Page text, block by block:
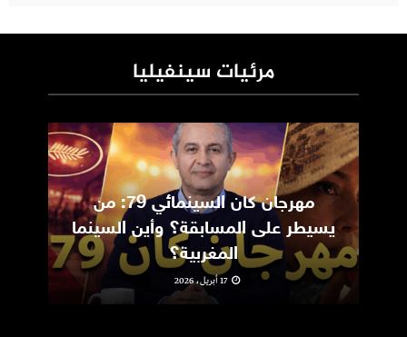
مرئيات سينفيليا
مهرجان كان السينمائي 79: من
يسيطر على المسابقة؟ وأين السينما
المغربية؟
17 أبريل، 2026